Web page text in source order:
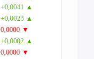
+0,0041 ▲
+0,0023 ▲
0,0000 ▼
+0,0002 ▲
0,0000 ▼